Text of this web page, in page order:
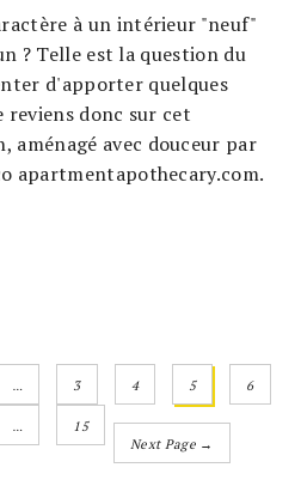
à un intérieur "neuf"
? Telle est la question du
d'apporter quelques
reviens donc sur cet
aménagé avec douceur par
apartmentapothecary.com.
3 4 5 6
15
Next Page →